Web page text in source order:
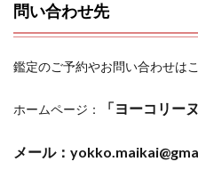
問い合わせ先
鑑定のご予約やお問い合わせは
ホームページ： 「ヨーコリー
メール：